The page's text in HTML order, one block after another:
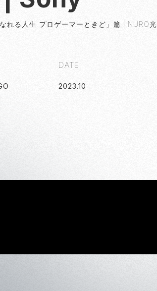
れる人生 プロゲーマーときど」篇 | NURO光
DATE
2023.10